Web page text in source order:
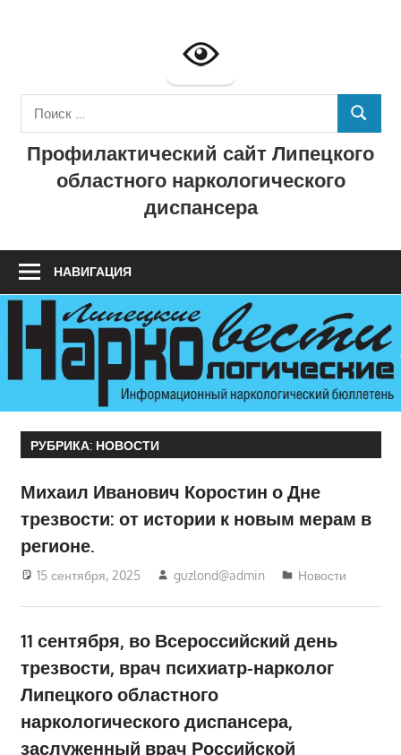
сайт
ГУЗ
"Липецкий
областной
ПОИСК
Профилактический сайт Липецкого
областного наркологического
диспансера
НАВИГАЦИЯ
РУБРИКА: НОВОСТИ
Михаил Иванович Коростин о Дне
трезвости: от истории к новым мерам в
регионе.
15 сентября, 2025 guzlond@admin Новости
11 сентября, во Всероссийский день
трезвости, врач психиатр-нарколог
Липецкого областного
наркологического диспансера,
заслуженный врач Российской